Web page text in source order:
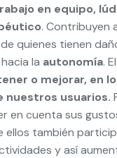
en equipo,
. Contribuyen
de quienes tienen
la autonomía.
o mejorar, en
nuestros usuarios.
en cuenta sus
ellos también
y así